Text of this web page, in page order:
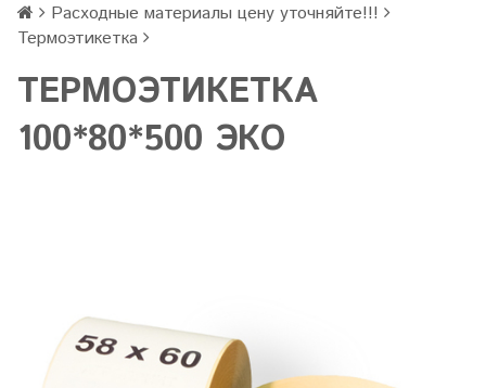
Расходные материалы цену уточняйте!!!
Термоэтикетка
ТЕРМОЭТИКЕТКА
100*80*500 ЭКО